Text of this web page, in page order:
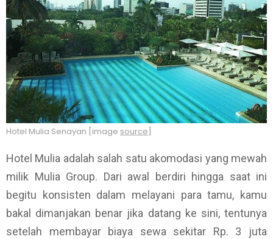
Hotel Mulia Senayan [image source]
Hotel Mulia adalah salah satu akomodasi yang mewah
milik Mulia Group. Dari awal berdiri hingga saat ini
begitu konsisten dalam melayani para tamu, kamu
bakal dimanjakan benar jika datang ke sini, tentunya
setelah membayar biaya sewa sekitar Rp. 3 juta